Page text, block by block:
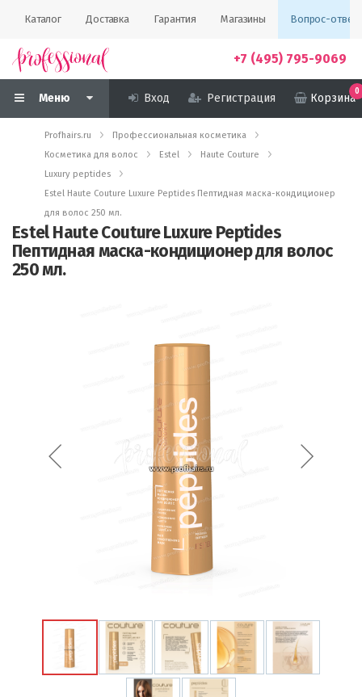
Каталог Доставка Гарантия Магазины Вопрос-ответ
+7 (495) 795-9069
Меню Вход Регистрация Корзина
0
Profhairs.ru
Профессиональная косметика
Косметика для волос
Estel
Haute Couture
Luxury peptides
Estel Haute Couture Luxure Peptides Пептидная маска-кондиционер
для волос 250 мл.
Estel Haute Couture Luxure Peptides
Пептидная маска-кондиционер для волос
250 мл.